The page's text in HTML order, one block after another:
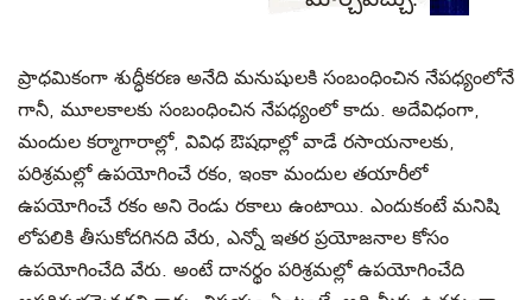
ప్రాధమికంగా శుద్ధీకరణ అనేది మనుషులకి సంబంధించిన నేపధ్యంలోనే
గానీ, మూలకాలకు సంబంధించిన నేపధ్యంలో కాదు. అదేవిధంగా,
మందుల కర్మాగారాల్లో, వివిధ ఔషధాల్లో వాడే రసాయనాలకు,
పరిశ్రమల్లో ఉపయోగించే రకం, ఇంకా మందుల తయారీలో
ఉపయోగించే రకం అని రెండు రకాలు ఉంటాయి. ఎందుకంటే మనిషి
లోపలికి తీసుకోదగినది వేరు, ఎన్నో ఇతర ప్రయోజనాల కోసం
ఉపయోగించేది వేరు. అంటే దానర్థం పరిశ్రమల్లో ఉపయోగించేది